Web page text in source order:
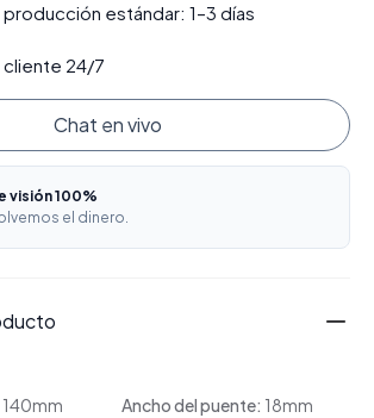
estándar: 1–3 días
cliente 24/7
Chat en vivo
visión 100%
el dinero.
140mm Ancho del puente: 18mm